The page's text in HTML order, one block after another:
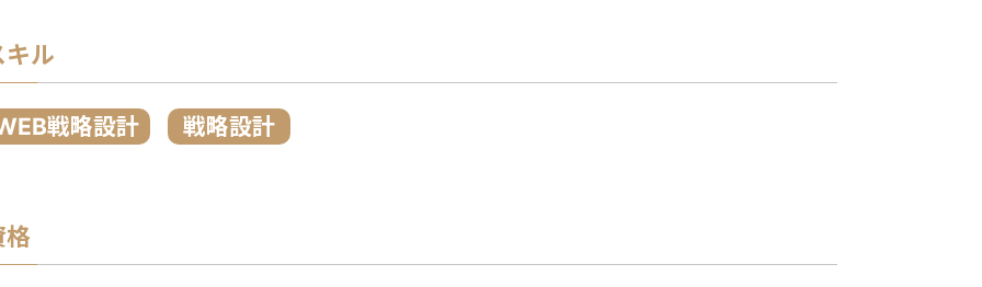
キル
戦略設計 戦略設計
格